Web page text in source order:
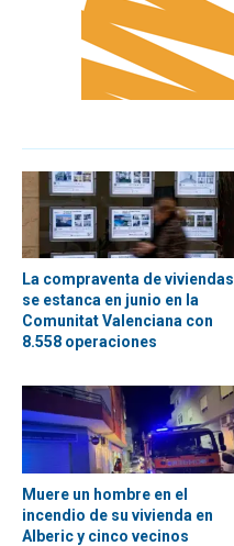
La compraventa de viviendas
se estanca en junio en la
Comunitat Valenciana con
8.558 operaciones
Muere un hombre en el
incendio de su vivienda en
Alberic y cinco vecinos